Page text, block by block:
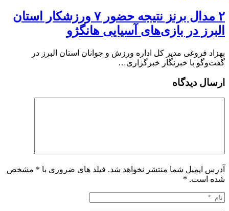
۲ مدال برنز نتیجه حضور ۷ ورزشکار استان
البرز در بازی‌های آسیایی هانگژو
بهزاد فروغی مدیر کل اداره ورزش و جوانان استان البرز در
گفت‌وگو با خبرنگار خبرگزاری…
ارسال دیدگاه
آدرس ایمیل شما منتشر نخواهد شد. فیلد های ضروری با * مشخص
شده است. *